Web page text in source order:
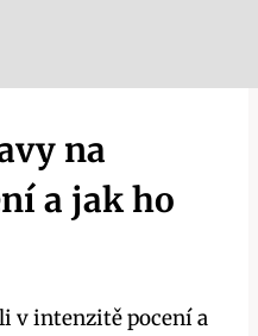
na
a jak ho
v intenzitě pocení a